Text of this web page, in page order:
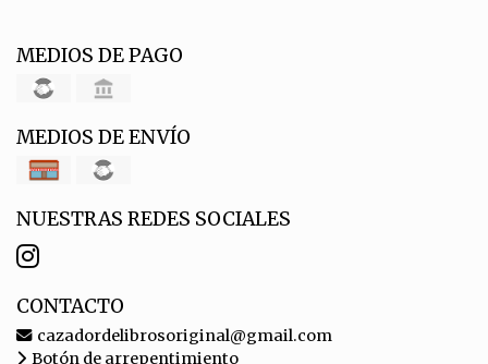
MEDIOS DE PAGO
MEDIOS DE ENVÍO
NUESTRAS REDES SOCIALES
CONTACTO
cazadordelibrosoriginal@gmail.com
Botón de arrepentimiento